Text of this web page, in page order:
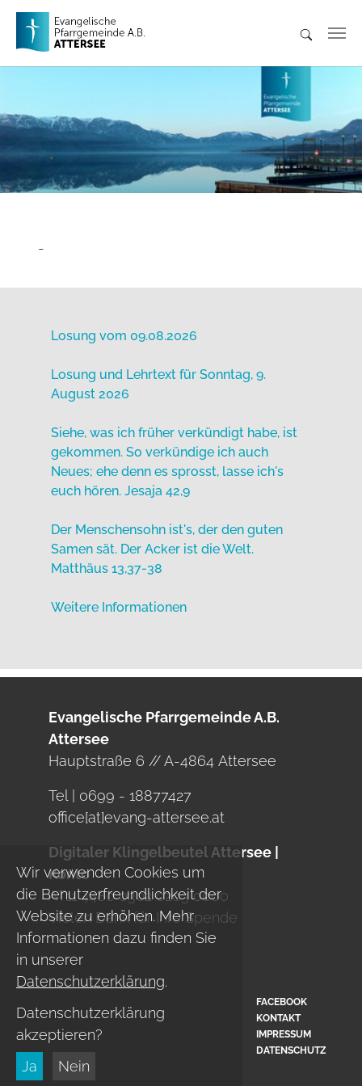
Wir verwenden Cookies um
die Benutzerfreundlichkeit der
Website zu erhöhen. Mehr
Informationen dazu finden Sie
in unserer
Datenschutzerklärung.
Datenschutzerklärung
akzeptieren?
Ja
Nein
Skip to main content
-
Losung vom 09.08.2026
Losung und Lehrtext für Sonntag, 9.
August 2026
Siehe, was ich früher verkündigt habe, ist
gekommen. So verkündige ich auch
Neues; ehe denn es sprosst, lasse ich's
euch hören. Jesaja 42,9
Der Menschensohn ist's, der den guten
Samen sät. Der Acker ist die Welt.
Matthäus 13,37-38
Weitere Informationen
Evangelische Pfarrgemeinde A.B.
Attersee
Hauptstraße 6 // A-4864 Attersee
Tel | 0699 - 18877427
office[at]evang-attersee.at
Digitaler Klingelbeutel Attersee |
Konto
AT11 4480 0302 0203 0000
Vielen Dank für Ihre Spende
FACEBOOK
KONTAKT
IMPRESSUM
DATENSCHUTZ